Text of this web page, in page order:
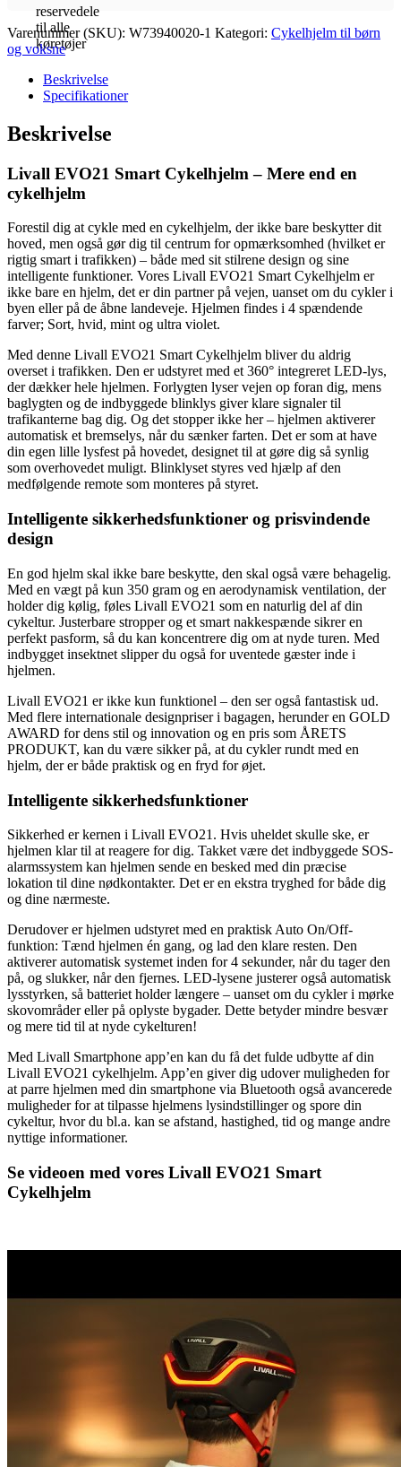
Varenummer (SKU): W73940020-1 Kategori: Cykelhjelm til børn
og voksne
Beskrivelse
Specifikationer
Beskrivelse
Livall EVO21 Smart Cykelhjelm – Mere end en
cykelhjelm
Forestil dig at cykle med en cykelhjelm, der ikke bare beskytter dit
hoved, men også gør dig til centrum for opmærksomhed (hvilket er
rigtig smart i trafikken) – både med sit stilrene design og sine
intelligente funktioner. Vores Livall EVO21 Smart Cykelhjelm er
ikke bare en hjelm, det er din partner på vejen, uanset om du cykler i
byen eller på de åbne landeveje. Hjelmen findes i 4 spændende
farver; Sort, hvid, mint og ultra violet.
Med denne Livall EVO21 Smart Cykelhjelm bliver du aldrig
overset i trafikken. Den er udstyret med et 360° integreret LED-lys,
der dækker hele hjelmen. Forlygten lyser vejen op foran dig, mens
baglygten og de indbyggede blinklys giver klare signaler til
trafikanterne bag dig. Og det stopper ikke her – hjelmen aktiverer
automatisk et bremselys, når du sænker farten. Det er som at have
din egen lille lysfest på hovedet, designet til at gøre dig så synlig
som overhovedet muligt. Blinklyset styres ved hjælp af den
medfølgende remote som monteres på styret.
Intelligente sikkerhedsfunktioner og prisvindende
design
En god hjelm skal ikke bare beskytte, den skal også være behagelig.
Med en vægt på kun 350 gram og en aerodynamisk ventilation, der
holder dig kølig, føles Livall EVO21 som en naturlig del af din
cykeltur. Justerbare stropper og et smart nakkespænde sikrer en
perfekt pasform, så du kan koncentrere dig om at nyde turen. Med
indbygget insektnet slipper du også for uventede gæster inde i
hjelmen.
Livall EVO21 er ikke kun funktionel – den ser også fantastisk ud.
Med flere internationale designpriser i bagagen, herunder en GOLD
AWARD for dens stil og innovation og en pris som ÅRETS
PRODUKT, kan du være sikker på, at du cykler rundt med en
hjelm, der er både praktisk og en fryd for øjet.
Intelligente sikkerhedsfunktioner
Sikkerhed er kernen i Livall EVO21. Hvis uheldet skulle ske, er
hjelmen klar til at reagere for dig. Takket være det indbyggede SOS-
alarmssystem kan hjelmen sende en besked med din præcise
lokation til dine nødkontakter. Det er en ekstra tryghed for både dig
og dine nærmeste.
Derudover er hjelmen udstyret med en praktisk Auto On/Off-
funktion: Tænd hjelmen én gang, og lad den klare resten. Den
aktiverer automatisk systemet inden for 4 sekunder, når du tager den
på, og slukker, når den fjernes. LED-lysene justerer også automatisk
lysstyrken, så batteriet holder længere – uanset om du cykler i mørke
skovområder eller på oplyste bygader. Dette betyder mindre besvær
og mere tid til at nyde cykelturen!
Med Livall Smartphone app’en kan du få det fulde udbytte af din
Livall EVO21 cykelhjelm. App’en giver dig udover muligheden for
at parre hjelmen med din smartphone via Bluetooth også avancerede
muligheder for at tilpasse hjelmens lysindstillinger og spore din
cykeltur, hvor du bl.a. kan se afstand, hastighed, tid og mange andre
nyttige informationer.
Se videoen med vores Livall EVO21 Smart
Cykelhjelm